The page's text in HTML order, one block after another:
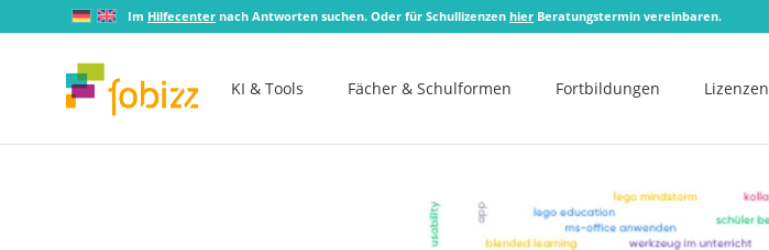
Im Hilfecenter nach Antworten suchen. Oder für Schullizenzen hier Beratungstermin vereinbaren.
KI & Tools Fächer & Schulformen Fortbildungen Lizenzen